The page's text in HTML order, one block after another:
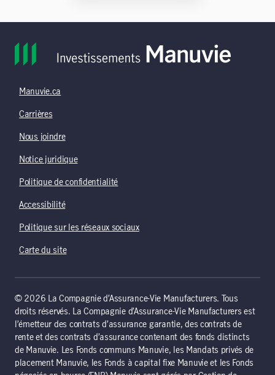
Manuvie.ca
Carrières
Nous joindre
Notice juridique
Politique de confidentialité
Accessibilité
Politique sur les réseaux sociaux
Carte du site
© 2026 La Compagnie d’Assurance-Vie Manufacturers. Tous
droits réservés. La Compagnie d’Assurance-Vie Manufacturers est
l’émetteur des contrats d’assurance garantie, des contrats de
rente et des contrats d’assurance contenant des fonds distincts
de Manuvie. Les Fonds communs Manuvie, les Mandats privés de
placement Manuvie, les Fonds à capital fixe Manuvie et les Fonds